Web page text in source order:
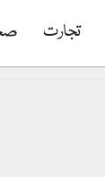
تجارت